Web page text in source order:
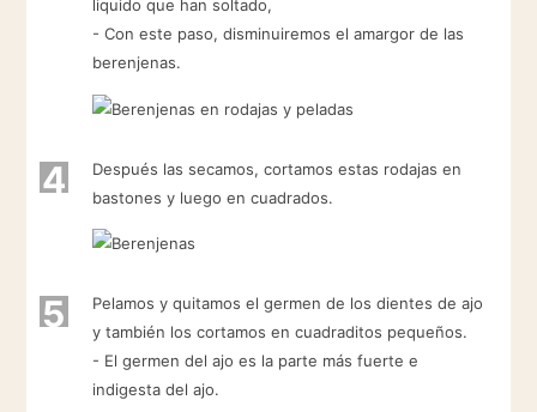
liquido que han soltado,
- Con este paso, disminuiremos el amargor de las
berenjenas.
4
Después las secamos, cortamos estas rodajas en
bastones y luego en cuadrados.
5
Pelamos y quitamos el germen de los dientes de ajo
y también los cortamos en cuadraditos pequeños.
- El germen del ajo es la parte más fuerte e
indigesta del ajo.